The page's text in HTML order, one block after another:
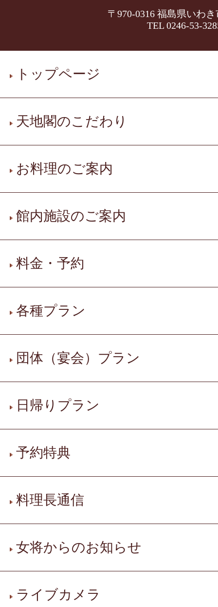
〒970-0316 福島県いわ
TEL 0246-53-
トップページ
天地閣のこだわり
お料理のご案内
館内施設のご案内
料金・予約
各種プラン
団体（宴会）プラン
日帰りプラン
予約特典
料理長通信
女将からのお知らせ
ライブカメラ